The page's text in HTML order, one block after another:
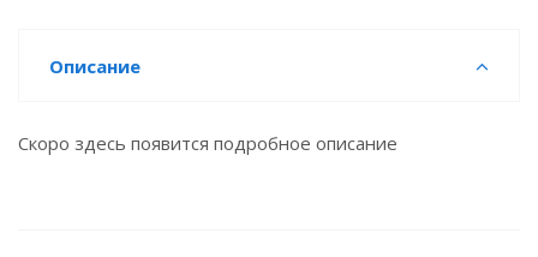
Описание
Скоро здесь появится подробное описание